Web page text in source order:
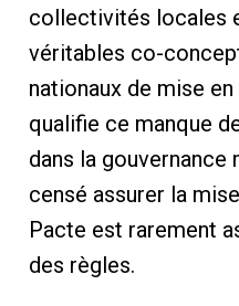
collectivités locales
véritables co-
nationaux de mise
qualifie ce manque
dans la gouvernance
censé assurer la
Pacte est rarement
des règles.